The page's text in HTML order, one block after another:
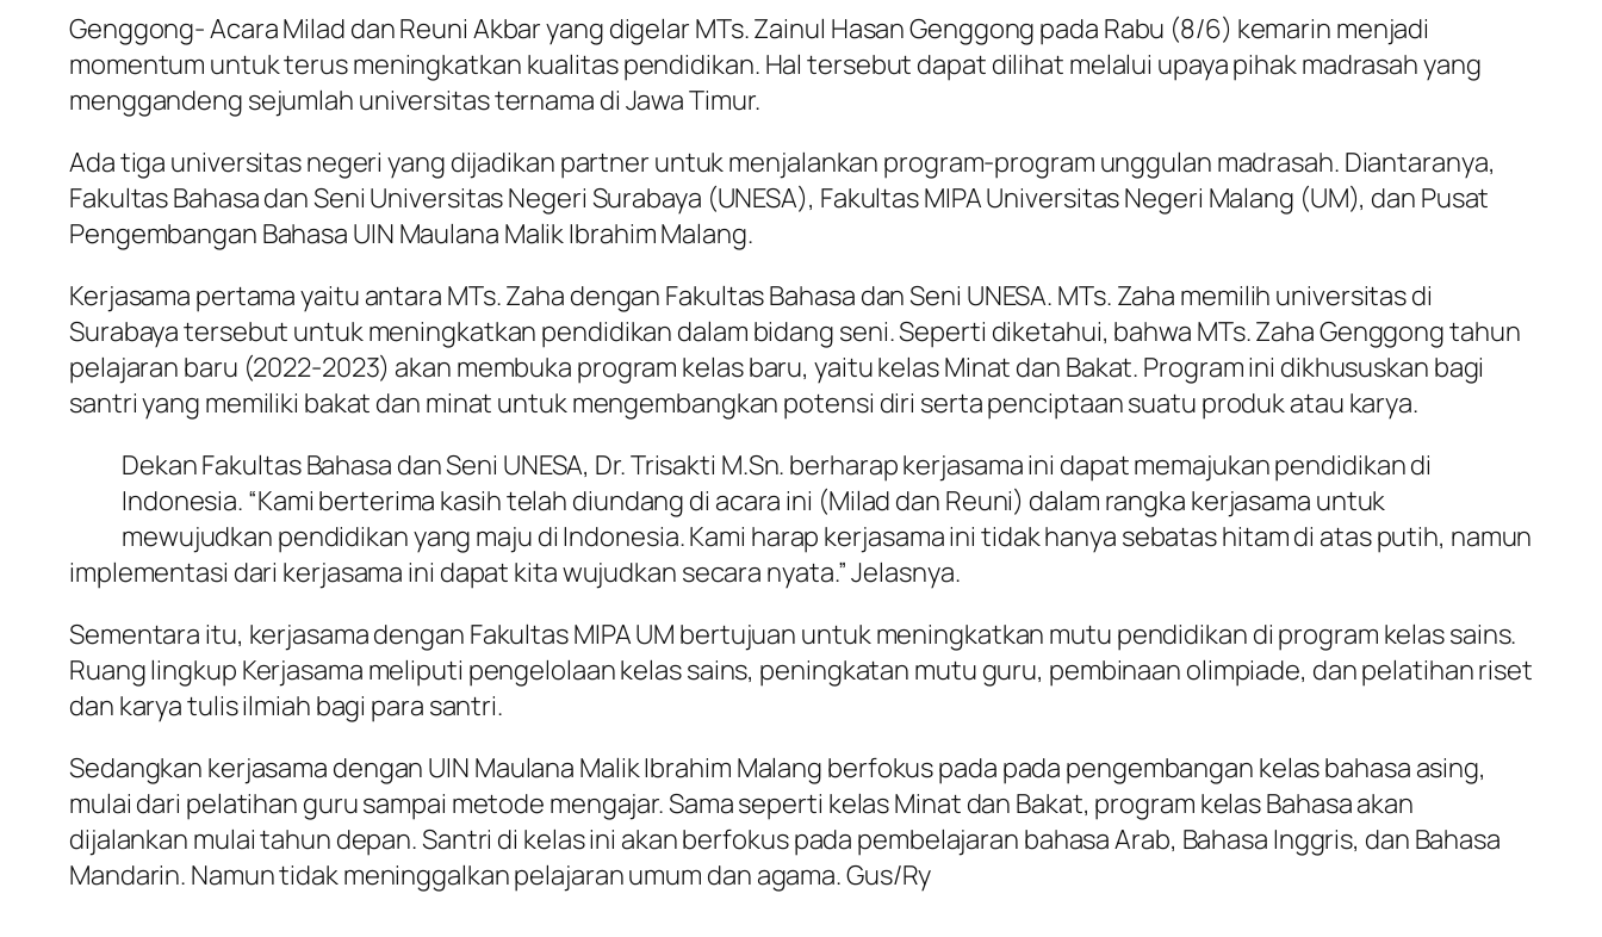
Genggong- Acara Milad dan Reuni Akbar yang digelar MTs. Zainul Hasan Genggong pada Rabu (8/6) kemarin menjadi
momentum untuk terus meningkatkan kualitas pendidikan. Hal tersebut dapat dilihat melalui upaya pihak madrasah yang
menggandeng sejumlah universitas ternama di Jawa Timur.
Ada tiga universitas negeri yang dijadikan partner untuk menjalankan program-program unggulan madrasah. Diantaranya,
Fakultas Bahasa dan Seni Universitas Negeri Surabaya (UNESA), Fakultas MIPA Universitas Negeri Malang (UM), dan Pusat
Pengembangan Bahasa UIN Maulana Malik Ibrahim Malang.
Kerjasama pertama yaitu antara MTs. Zaha dengan Fakultas Bahasa dan Seni UNESA. MTs. Zaha memilih universitas di
Surabaya tersebut untuk meningkatkan pendidikan dalam bidang seni. Seperti diketahui, bahwa MTs. Zaha Genggong tahun
pelajaran baru (2022-2023) akan membuka program kelas baru, yaitu kelas Minat dan Bakat. Program ini dikhususkan bagi
santri yang memiliki bakat dan minat untuk mengembangkan potensi diri serta penciptaan suatu produk atau karya.
Dekan Fakultas Bahasa dan Seni UNESA, Dr. Trisakti M.Sn. berharap kerjasama ini dapat memajukan pendidikan di
Indonesia. “Kami berterima kasih telah diundang di acara ini (Milad dan Reuni) dalam rangka kerjasama untuk
mewujudkan pendidikan yang maju di Indonesia. Kami harap kerjasama ini tidak hanya sebatas hitam di atas putih, namun
implementasi dari kerjasama ini dapat kita wujudkan secara nyata.” Jelasnya.
Sementara itu, kerjasama dengan Fakultas MIPA UM bertujuan untuk meningkatkan mutu pendidikan di program kelas sains.
Ruang lingkup Kerjasama meliputi pengelolaan kelas sains, peningkatan mutu guru, pembinaan olimpiade, dan pelatihan riset
dan karya tulis ilmiah bagi para santri.
Sedangkan kerjasama dengan UIN Maulana Malik Ibrahim Malang berfokus pada pada pengembangan kelas bahasa asing,
mulai dari pelatihan guru sampai metode mengajar. Sama seperti kelas Minat dan Bakat, program kelas Bahasa akan
dijalankan mulai tahun depan. Santri di kelas ini akan berfokus pada pembelajaran bahasa Arab, Bahasa Inggris, dan Bahasa
Mandarin. Namun tidak meninggalkan pelajaran umum dan agama. Gus/Ry